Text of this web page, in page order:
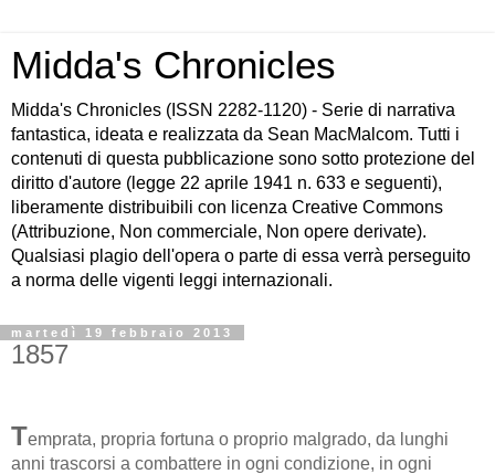
Midda's Chronicles
Midda's Chronicles (ISSN 2282-1120) - Serie di narrativa
fantastica, ideata e realizzata da Sean MacMalcom. Tutti i
contenuti di questa pubblicazione sono sotto protezione del
diritto d'autore (legge 22 aprile 1941 n. 633 e seguenti),
liberamente distribuibili con licenza Creative Commons
(Attribuzione, Non commerciale, Non opere derivate).
Qualsiasi plagio dell'opera o parte di essa verrà perseguito
a norma delle vigenti leggi internazionali.
martedì 19 febbraio 2013
1857
Temprata, propria fortuna o proprio malgrado, da lunghi
anni trascorsi a combattere in ogni condizione, in ogni